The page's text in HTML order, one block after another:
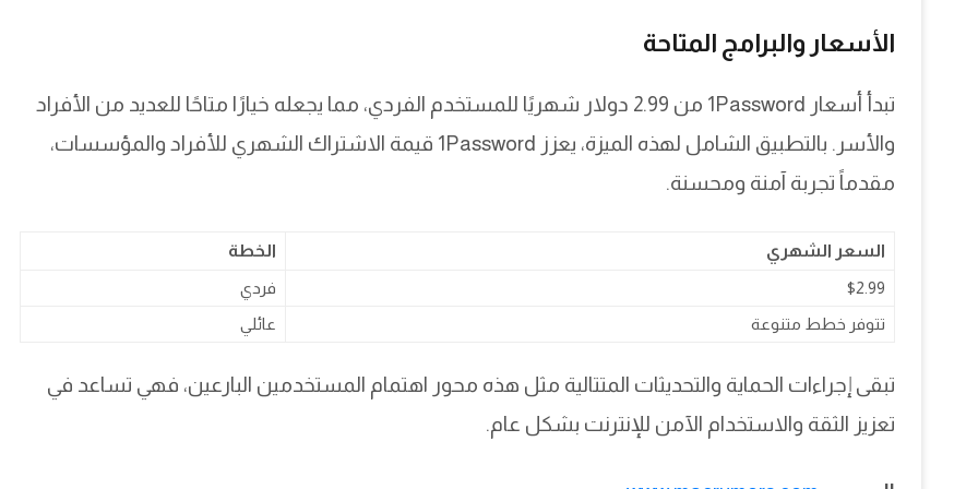
الأسعار والبرامج المتاحة
تبدأ أسعار 1Password من 2.99 دولار شهريًا للمستخدم الفردي، مما يجعله خيارًا متاحًا للعديد من الأفراد
والأسر. بالتطبيق الشامل لهذه الميزة، يعزز 1Password قيمة الاشتراك الشهري للأفراد والمؤسسات،
مقدماً تجربة آمنة ومحسنة.
الخطة
السعر الشهري
فردي
$2.99
عائلي
تتوفر خطط متنوعة
تبقى إجراءات الحماية والتحديثات المتتالية مثل هذه محور اهتمام المستخدمين البارعين، فهي تساعد في
تعزيز الثقة والاستخدام الآمن للإنترنت بشكل عام.